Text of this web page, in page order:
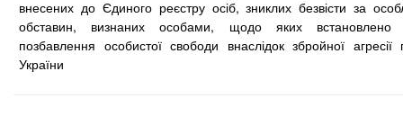
внесених до Єдиного реєстру осіб, зниклих безвісти за
обставин, визнаних особами, щодо яких встановлено
позбавлення особистої свободи внаслідок збройної агресії
України